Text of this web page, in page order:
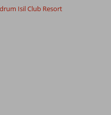
Isil Club Resort